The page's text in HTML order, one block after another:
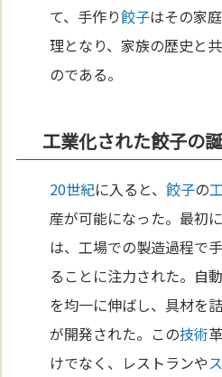
て、手作り餃子はその家
理となり、家族の歴史と
のである。
工業化された餃子の
20世紀に入ると、餃子の
産が可能になった。最初
は、工場での製造過程で
ることに注力された。自
を均一に伸ばし、具材を
が開発された。この技術
けでなく、レストランや